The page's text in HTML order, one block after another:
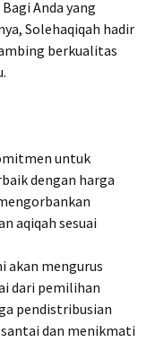
Anda yang
Solehaqiqah hadir
berkualitas
untuk
dengan harga
aqiqah sesuai
akan mengurus
dari pemilihan
pendistribusian
santai dan menikmati